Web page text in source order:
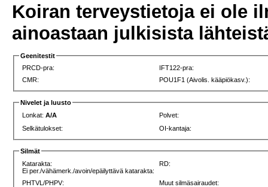
Koiran terveystietoja ei ole
ainoastaan julkisista
Geenitestit
PRCD-pra:
IFT122-pra:
CMR:
POU1F1 (Aivolis. kääpiökasv.):
Nivelet ja luusto
Lonkat:A/A
Polvet:
Selkätulokset:
OI-kantaja:
Silmät
Katarakta:
Ei per./vähämerk./avoin/epäilyttävä katarakta:
RD:
PHTVL/PHPV: Muut silmäsairaudet: